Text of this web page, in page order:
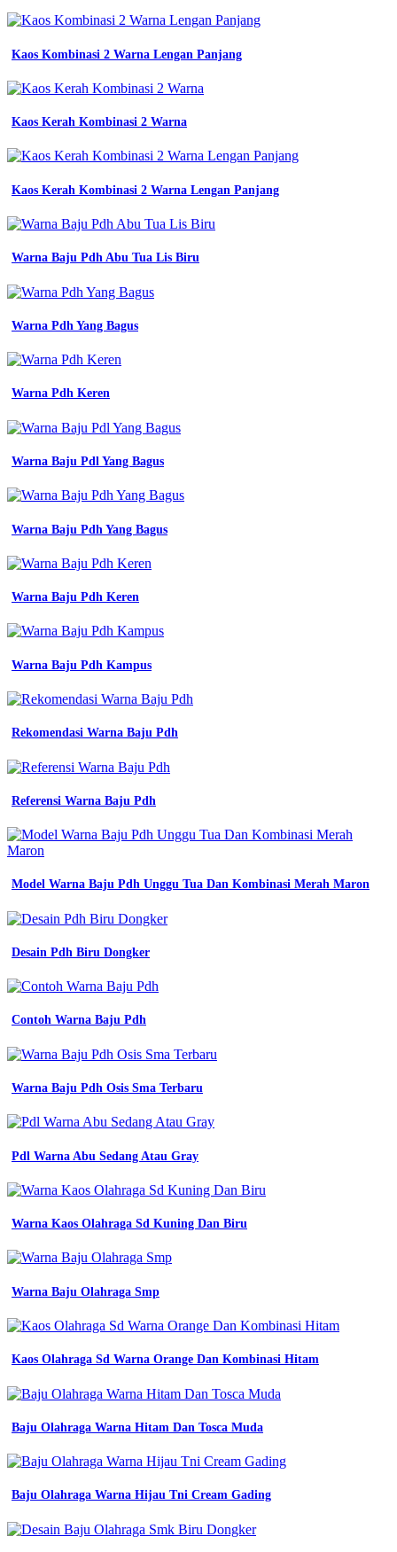
Sd
macam
warna
biru
yang
dalam
cek
Jenis
abu
apa
jenis
abu
denim
yang
tren
di
ini
mana
sesuai
macam
jenis
biru
dan
karakteristiknya
dalam
dunia
Jenis
Abu-
mengenal
denim
gaya
cara
memadupadankannya
macam
macam
jenis
warna
biru
penting
ketahui
blog
baju
hijau
warna
kaimasa
60
jenis
warna
jeans
warna
variasi
dan
memadupadankannya
semakin
fashionable
mengenal
Jaket
Parasut
warna
terbaru
Kaos Kombinasi 2 Warna Lengan Panjang
Kaos Kerah Kombinasi 2 Warna
Kaos Kerah Kombinasi 2 Warna Lengan Panjang
Warna Baju Pdh Abu Tua Lis Biru
Warna Pdh Yang Bagus
Warna Pdh Keren
Warna Baju Pdl Yang Bagus
Warna Baju Pdh Yang Bagus
Warna Baju Pdh Keren
Warna Baju Pdh Kampus
Rekomendasi Warna Baju Pdh
Referensi Warna Baju Pdh
Model Warna Baju Pdh Unggu Tua Dan Kombinasi Merah Maron
Desain Pdh Biru Dongker
Contoh Warna Baju Pdh
Warna Baju Pdh Osis Sma Terbaru
Pdl Warna Abu Sedang Atau Gray
Warna Kaos Olahraga Sd Kuning Dan Biru
Warna Baju Olahraga Smp
Kaos Olahraga Sd Warna Orange Dan Kombinasi Hitam
Baju Olahraga Warna Hitam Dan Tosca Muda
Baju Olahraga Warna Hijau Tni Cream Gading